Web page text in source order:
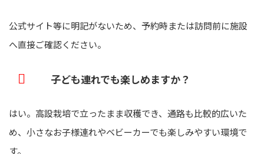
公式サイト等に明記がないため、予約時または訪問前に施設
へ直接ご確認ください。
子ども連れでも楽しめますか？
はい。高設栽培で立ったまま収穫でき、通路も比較的広いた
め、小さなお子様連れやベビーカーでも楽しみやすい環境で
す。